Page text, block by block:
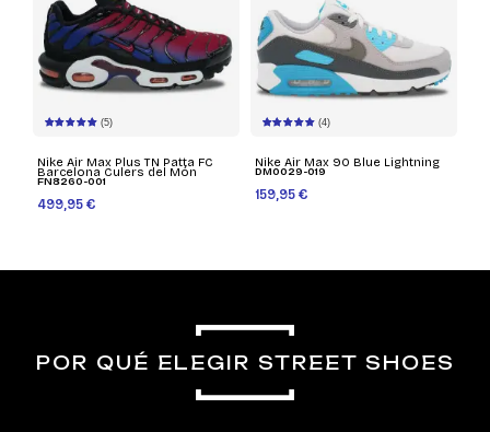
(5)
Nike Air Max Plus TN Patta FC
Barcelona Culers del Món
FN8260-001
499,95 €
(4)
Nike Air Max 90 Blue Lightning
DM0029-019
159,95 €
POR QUÉ ELEGIR STREET SHOES